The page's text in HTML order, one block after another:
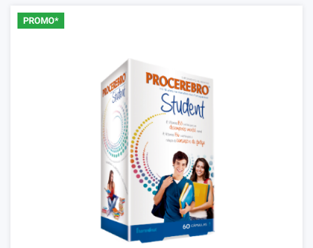
PROMO*